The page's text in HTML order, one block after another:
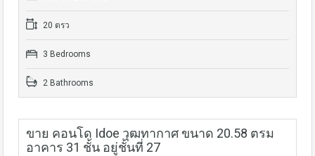
20 ตรว
3 Bedrooms
2 Bathrooms
ขาย คอนโด Idoe วุฒทากาศ ขนาด 20.58 ตรม
อาคาร 31 ชั้น อยู่ชั้นที่ 27